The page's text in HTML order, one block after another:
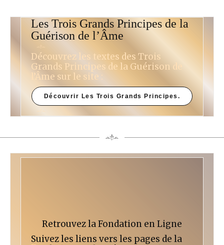
Les Trois Grands Principes de la
Guérison de l’Âme
Découvrez les textes des Trois
Grands Principes de la Guérison de
l’Âme sur le site :
Découvrir Les Trois Grands Principes.
Retrouvez la Fondation en Ligne
Suivez les liens vers les pages de la